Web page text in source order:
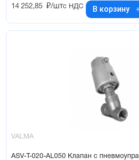
14 252,85 ₽/штс НДС В корзину
VALMA
ASV-T-020-AL050 Клапан с